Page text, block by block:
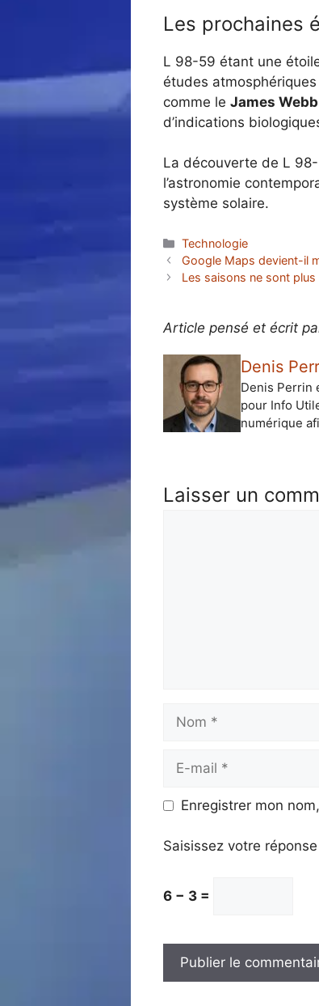
Les prochaines
L 98-59 étant une
études
comme le James Webb
d’indications
La découverte de L
l’astronomie
système solaire.
Catégories
Technologie
Google Maps devient-il
Les saisons ne sont plus
Article pensé et écrit
Denis
Denis Perrin
pour Info
numérique
Laisser un
mail
Enregistrer mon
Saisissez votre
6 − 3 =